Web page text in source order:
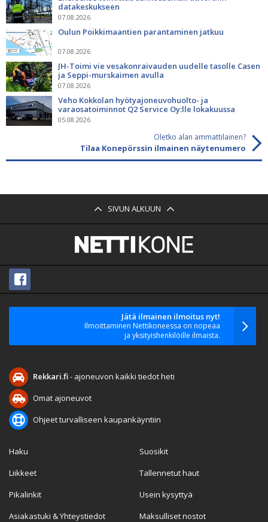
datakeskukseen
07.08.2026
Oulun Poikkimaantien parantaminen jatkuu
07.08.2026
JH-Toimi vie vesakonraivauden uudelle tasolle Casen
ja Seppi-murskaimen avulla
07.08.2026
Veho Kokkolan hyötyajoneuvohuolto- ja
varaosatoiminnot Q2 Service Oy:lle lokakuussa
05.08.2026
Oletko alan ammattilainen?
Tilaa Konepörssin ilmainen näytenumero
SIVUN ALKUUN
Jätä ilmainen ilmoitus nyt!
Ilmoittaminen Nettikoneessa on nopeaa
ja yksityishenkilöille ilmaista.
Rekkari.fi- ajoneuvon kaikki tiedot heti
Omat ajoneuvot
Ohjeet turvalliseen kaupankäyntiin
Haku
Liikkeet
Pikalinkit
Asiakastuki & Yhteystiedot
Suosikit
Tallennetut haut
Usein kysyttyä
Maksulliset nostot